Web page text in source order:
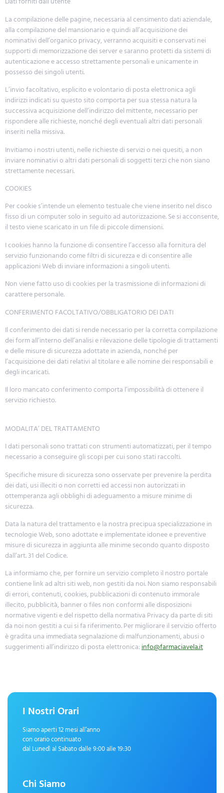
La compilazione delle pagine, necessaria al censimento dati aziendale,
alla compilazione del mansionario e quindi all’acquisizione dei
nominativi dell’organico privacy, verranno acquisiti e conservati nei
supporti di memorizzazione dei server e saranno protetti da sistemi di
autenticazione e accesso strettamente personali e unicamente in
possesso dei singoli utenti.
L’invio facoltativo, esplicito e volontario di posta elettronica agli
indirizzi indicati su questo sito comporta per sua stessa natura la
successiva acquisizione dell’indirizzo del mittente, necessario per
rispondere alle richieste, nonché degli eventuali altri dati personali
inseriti nella missiva.
Invitiamo i nostri utenti, nelle richieste di servizi o nei quesiti, a non
inviare nominativi o altri dati personali di soggetti terzi che non siano
strettamente necessari.
COOKIES
Per cookie s’intende un elemento testuale che viene inserito nel disco
fisso di un computer solo in seguito ad autorizzazione. Se si acconsente,
il testo viene scaricato in un file di piccole dimensioni.
I cookies hanno la funzione di consentire l’accesso alla fornitura del
servizio funzionando come filtri di sicurezza e di consentire alle
applicazioni Web di inviare informazioni a singoli utenti.
Non viene fatto uso di cookies per la trasmissione di informazioni di
carattere personale.
CONFERIMENTO FACOLTATIVO/OBBLIGATORIO DEI DATI
Il conferimento dei dati si rende necessario per la corretta compilazione
dei form all’interno dell’analisi e rilevazione delle tipologie di trattamenti
e delle misure di sicurezza adottate in azienda, nonché per
l’acquisizione dei dati relativi al titolare e alle nomine dei responsabili e
degli incaricati.
Il loro mancato conferimento comporta l’impossibilità di ottenere il
servizio richiesto.
MODALITA’ DEL TRATTAMENTO
I dati personali sono trattati con strumenti automatizzati, per il tempo
necessario a conseguire gli scopi per cui sono stati raccolti.
Specifiche misure di sicurezza sono osservate per prevenire la perdita
dei dati, usi illeciti o non corretti ed accessi non autorizzati in
ottemperanza agli obblighi di adeguamento a misure minime di
sicurezza.
Data la natura del trattamento e la nostra precipua specializzazione in
tecnologie Web, sono adottate e implementate idonee e preventive
misure di sicurezza in aggiunta alle minime secondo quanto disposto
dall’art. 31 del Codice.
La informiamo che, per fornire un servizio completo il nostro portale
contiene link ad altri siti web, non gestiti da noi. Non siamo responsabili
di errori, contenuti, cookies, pubblicazioni di contenuto immorale
illecito, pubblicità, banner o files non conformi alle disposizioni
normative vigenti e del rispetto della normativa Privacy da parte di siti
da noi non gestiti a cui si fa riferimento. Per migliorare il servizio offerto
è gradita una immediata segnalazione di malfunzionamenti, abusi o
suggerimenti all’indirizzo di posta elettronica:info@farmaciavela.it
I Nostri Orari
Siamo aperti 12 mesi all’anno
con orario continuato
dal Lunedì al Sabato dalle 9:00 alle 19:30
Chi Siamo